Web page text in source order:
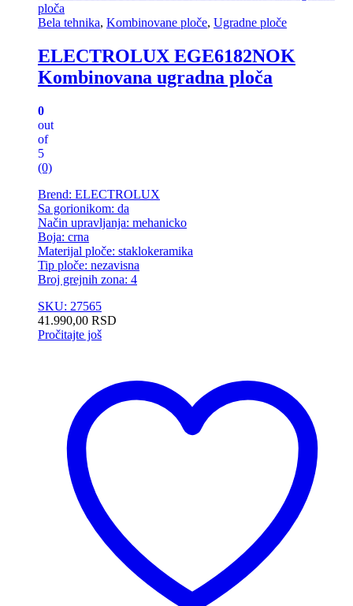
Bela tehnika, Kombinovane ploče, Ugradne ploče
ELECTROLUX EGE6182NOK
Kombinovana ugradna ploča
0
out
of
5
(0)
Brend: ELECTROLUX
Sa gorionikom: da
Način upravljanja: mehanicko
Boja: crna
Materijal ploče: staklokeramika
Tip ploče: nezavisna
Broj grejnih zona: 4
SKU: 27565
41.990,00 RSD
Pročitajte još